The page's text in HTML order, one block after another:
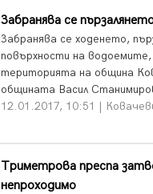
Забранява се
Забранява се ходенето,
повърхности на
територията на община
общината Васил
12.01.2017, 10:51 |
Триметрова преспа
непроходимо